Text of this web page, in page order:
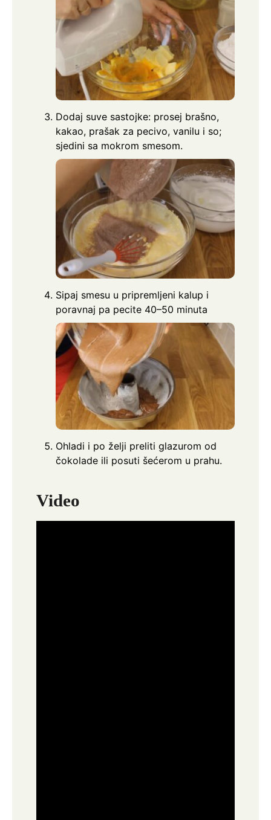
Dodaj suve sastojke: prosej brašno,
kakao, prašak za pecivo, vanilu i so;
sjedini sa mokrom smesom.
Sipaj smesu u pripremljeni kalup i
poravnaj pa pecite 40–50 minuta
Ohladi i po želji preliti glazurom od
čokolade ili posuti šećerom u prahu.
Video